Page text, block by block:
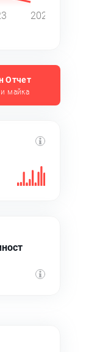
2024
Отчет
и майка